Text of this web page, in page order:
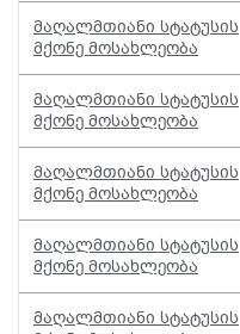
მაღალმთიანი სტატუსის
მქონე მოსახლეობა
მაღალმთიანი სტატუსის
მქონე მოსახლეობა
მაღალმთიანი სტატუსის
მქონე მოსახლეობა
მაღალმთიანი სტატუსის
მქონე მოსახლეობა
მაღალმთიანი სტატუსის